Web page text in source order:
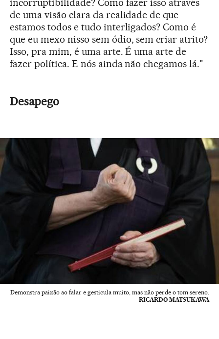
de uma visão clara da realidade de que
estamos todos e tudo interligados? Como é
que eu mexo nisso sem ódio, sem criar atrito?
Isso, pra mim, é uma arte. É uma arte de
fazer política. E nós ainda não chegamos lá."
Desapego
Demonstra paixão ao falar e gesticula muito, mas não perde o tom sereno.
RICARDO MATSUKAWA